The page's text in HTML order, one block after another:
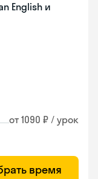
English и
от 1090 ₽ / урок
время